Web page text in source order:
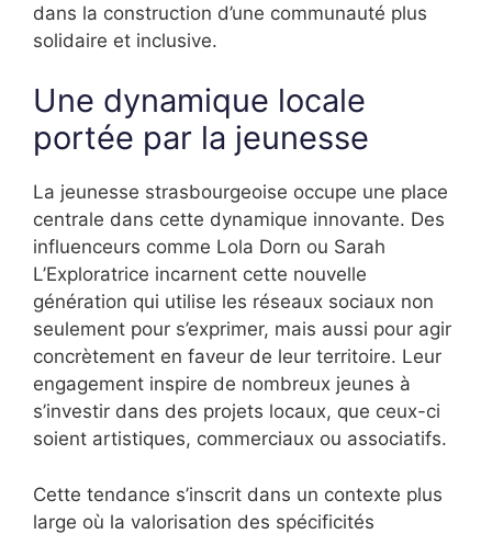
dans la construction d’une communauté plus
solidaire et inclusive.
Une dynamique locale
portée par la jeunesse
La jeunesse strasbourgeoise occupe une place
centrale dans cette dynamique innovante. Des
influenceurs comme Lola Dorn ou Sarah
L’Exploratrice incarnent cette nouvelle
génération qui utilise les réseaux sociaux non
seulement pour s’exprimer, mais aussi pour agir
concrètement en faveur de leur territoire. Leur
engagement inspire de nombreux jeunes à
s’investir dans des projets locaux, que ceux-ci
soient artistiques, commerciaux ou associatifs.
Cette tendance s’inscrit dans un contexte plus
large où la valorisation des spécificités